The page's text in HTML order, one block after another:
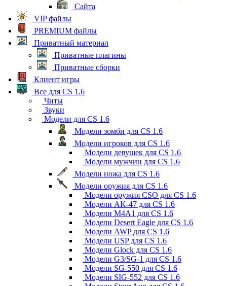
Сайта
VIP файлы
PREMIUM файлы
Приватный материал
Приватные плагины
Приватные сборки
Клиент игры
Все для CS 1.6
Читы
Звуки
Модели для CS 1.6
Модели зомби для CS 1.6
Модели игроков для CS 1.6
Модели девушек для CS 1.6
Модели мужчин для CS 1.6
Модели ножа для CS 1.6
Модели оружия для CS 1.6
Модели оружия CSO для CS 1.6
Модели AK-47 для CS 1.6
Модели M4A1 для CS 1.6
Модели Desert Eagle для CS 1.6
Модели AWP для CS 1.6
Модели USP для CS 1.6
Модели Glock для CS 1.6
Модели G3/SG-1 для CS 1.6
Модели SG-550 для CS 1.6
Модели SIG-552 для CS 1.6